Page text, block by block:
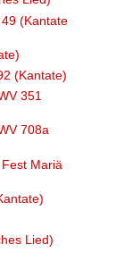
(Kantate
(Kantate)
351
708a
Mariä
Lied)